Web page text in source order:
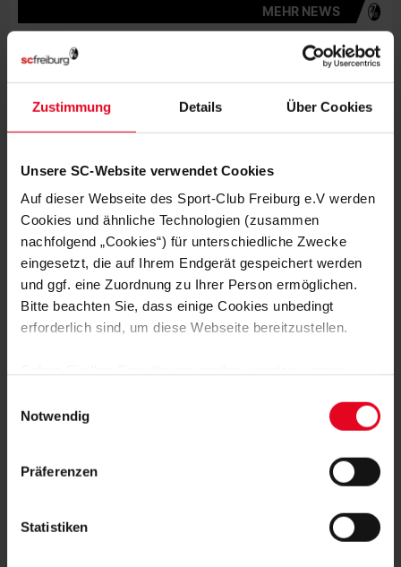
Zustimmung Details Über Cookies
Unsere SC-Website verwendet Cookies
Auf dieser Webseite des Sport-Club Freiburg e.V werden
Cookies und ähnliche Technologien (zusammen
nachfolgend „Cookies“) für unterschiedliche Zwecke
eingesetzt, die auf Ihrem Endgerät gespeichert werden
und ggf. eine Zuordnung zu Ihrer Person ermöglichen.
Bitte beachten Sie, dass einige Cookies unbedingt
erforderlich sind, um diese Webseite bereitzustellen.
Daten von Ihnen (z.B. persönlichen Identifikatoren oder
IP-Adressen) verarbeitet werden. Durch Klicken auf den
Speicherung aller aufgeführten Cookies und der
Daten für die unten jeweils angegebene Zwecke gem. §
25 Abs. 1 TDDDG, Art. 6 Abs. 1 lit. a DSGVO zu. Sie
Notwendig
Präferenzen
Statistiken
MEHR NEWS
"UNSER GEMEINSAMER WEG IST IN
JEDEM TRAINING ERSICHTLICH"
LISA KARL ALS KAPITÄNIN BESTÄTIGT
FRAUEN & MÄDCHEN 06.08.2026
DOPPELTE PREMIERE: BRUNOLD UND
VINCZE TREFFEN BEIM TEST
FRAUEN & MÄDCHEN 05.08.2026
VIER SCHWEIZERINNEN IN
ÖSTERREICH – EIN INTERVIEW
BORBÁLA VINCZE VERSTÄRKT DEN